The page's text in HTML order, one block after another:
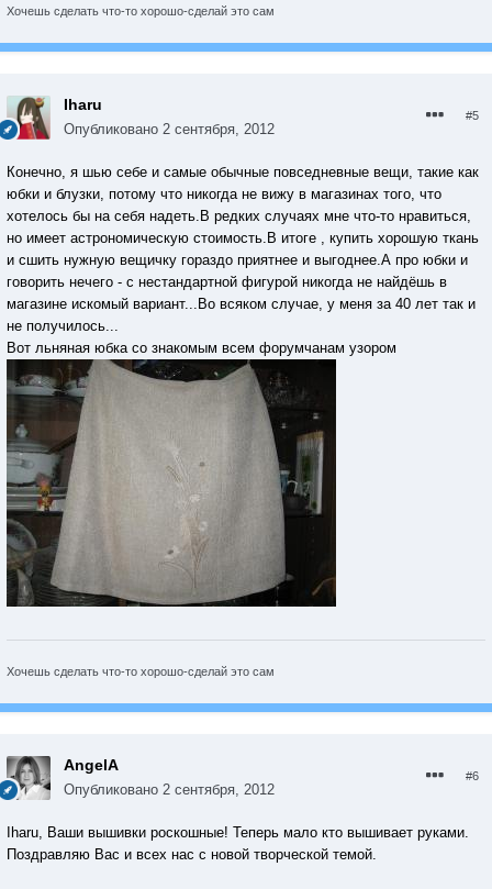
Хочешь сделать что-то хорошо-сделай это сам
Iharu
Опубликовано 2 сентября, 2012
#5
Конечно, я шью себе и самые обычные повседневные вещи, такие как
юбки и блузки, потому что никогда не вижу в магазинах того, что
хотелось бы на себя надеть.В редких случаях мне что-то нравиться,
но имеет астрономическую стоимость.В итоге , купить хорошую ткань
и сшить нужную вещичку гораздо приятнее и выгоднее.А про юбки и
говорить нечего - с нестандартной фигурой никогда не найдёшь в
магазине искомый вариант...Во всяком случае, у меня за 40 лет так и
не получилось...
Вот льняная юбка со знакомым всем форумчанам узором
Хочешь сделать что-то хорошо-сделай это сам
AngelA
Опубликовано 2 сентября, 2012
#6
Iharu, Ваши вышивки роскошные! Теперь мало кто вышивает руками.
Поздравляю Вас и всех нас с новой творческой темой.